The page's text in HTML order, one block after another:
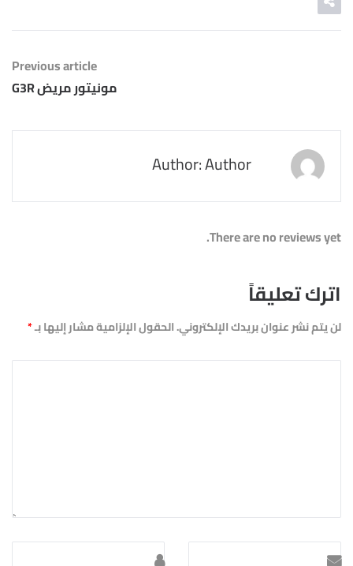
Previous article
مونيتور مريض G3R
Author: Author
There are no reviews yet.
اترك تعليقاً
لن يتم نشر عنوان بريدك الإلكتروني.الحقول الإلزامية مشار إليها بـ*